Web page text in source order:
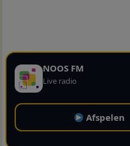
NOOS FM
Live radio
Afspelen